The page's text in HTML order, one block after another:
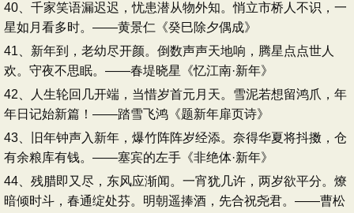
40、千家笑语漏迟迟，忧患潜从物外知。悄立市桥人不识，一
星如月看多时。——黄景仁《癸巳除夕偶成》
41、新年到，老幼尽开颜。倒数声声天地响，腾星点点世人
欢。守夜不思眠。——春堤晓星《忆江南·新年》
42、人生轮回几开端，当惜岁首元月天。雪泥若想留鸿爪，年
年日记始新篇！——踏雪飞鸿《题新年扉页诗》
43、旧年钟声入新年，爆竹阵阵岁经添。奈得华夏将抖擞，仓
有余粮库有钱。——塞宾的左手《非绝体·新年》
44、残腊即又尽，东风应渐闻。一宵犹几许，两岁欲平分。燎
暗倾时斗，春通绽处芬。明朝遥捧酒，先合祝尧君。——曹松